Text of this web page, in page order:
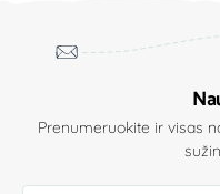
Prenumeruokite ir visas